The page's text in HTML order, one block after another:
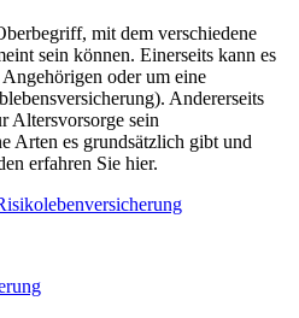
mit dem verschiedene
sein können. Einerseits kann es
oder um eine
Andererseits
Altersvorsorge sein
Arten es grundsätzlich gibt und
erfahren Sie hier.